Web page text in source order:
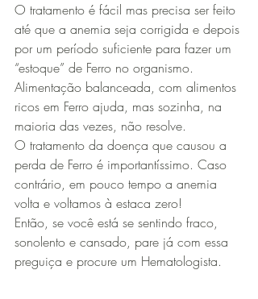
O tratamento é fácil mas precisa ser feito
até que a anemia seja corrigida e depois
por um período suficiente para fazer um
“estoque” de Ferro no organismo.
Alimentação balanceada, com alimentos
ricos em Ferro ajuda, mas sozinha, na
maioria das vezes, não resolve.
O tratamento da doença que causou a
perda de Ferro é importantíssimo. Caso
contrário, em pouco tempo a anemia
volta e voltamos à estaca zero!
Então, se você está se sentindo fraco,
sonolento e cansado, pare já com essa
preguiça e procure um Hematologista.